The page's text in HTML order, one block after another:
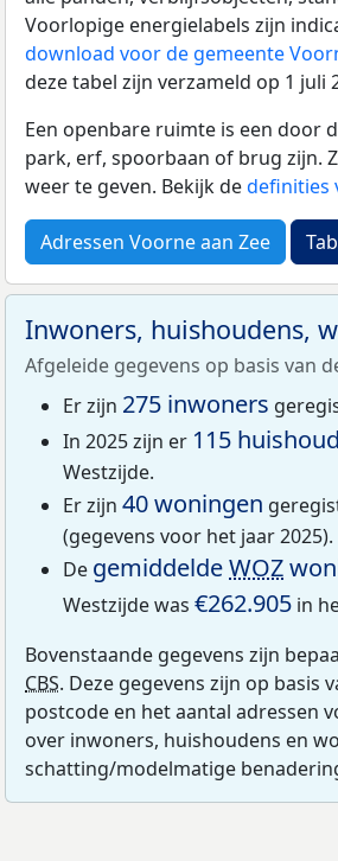
Voorlopige energielabels zijn
download voor de gemeente
deze tabel zijn verzameld op 1
Een openbare ruimte is een door
park, erf, spoorbaan of brug zijn.
weer te geven. Bekijk dedefinities
Adressen Voorne aan Zee
Inwoners, huishoudens,
Afgeleide gegevens op basis van
Er zijn 275 inwoners
In 2025 zijn er 115
Westzijde.
Er zijn 40 woningen
(gegevens voor het jaar 2025).
De gemiddeldeWOZ
Westzijde was €262.905 in
Bovenstaande gegevens zijn
CBS. Deze gegevens zijn op basis
postcode en het aantal adressen
over inwoners, huishoudens en
schatting/modelmatige